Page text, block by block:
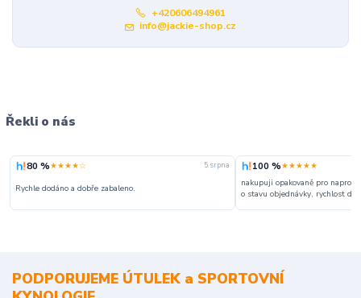
+420606494961
info@jackie-shop.cz
Řekli o nás
80 %★★★★☆ 5. srpna
Rychle dodáno a dobře zabaleno.
100 %★★★★★
nakupuji opakovaně pro
o stavu objednávky, rychlost
PODPORUJEME ÚTULEK a SPORTOVNÍ